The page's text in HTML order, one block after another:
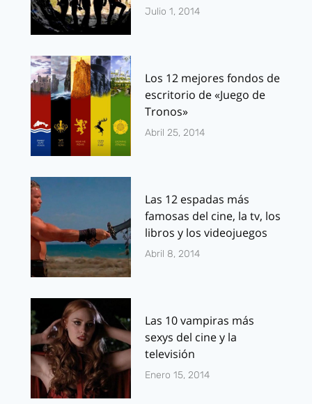
Julio 1, 2014
Los 12 mejores fondos de
escritorio de «Juego de
Tronos»
Abril 25, 2014
Las 12 espadas más
famosas del cine, la tv, los
libros y los videojuegos
Abril 8, 2014
Las 10 vampiras más
sexys del cine y la
televisión
Enero 15, 2014